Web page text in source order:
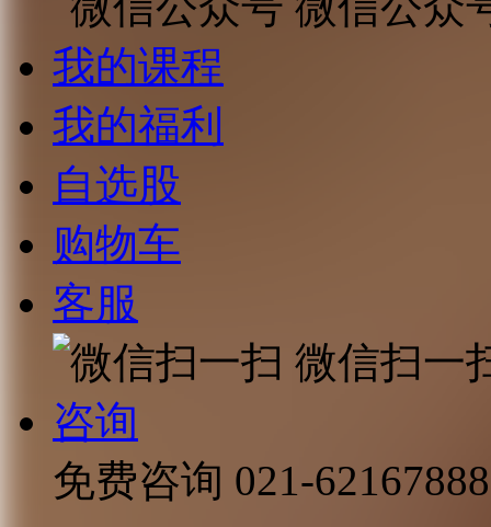
我的课程
我的福利
自选股
购物车
客服
微信扫一
咨询
免费咨询 021-62167888